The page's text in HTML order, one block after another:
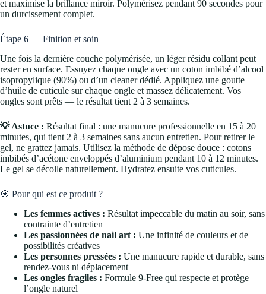
et maximise la brillance miroir. Polymérisez pendant 90 secondes pour
un durcissement complet.
Étape 6 — Finition et soin
Une fois la dernière couche polymérisée, un léger résidu collant peut
rester en surface. Essuyez chaque ongle avec un coton imbibé d’alcool
isopropylique (90%) ou d’un cleaner dédié. Appliquez une goutte
d’huile de cuticule sur chaque ongle et massez délicatement. Vos
ongles sont prêts — le résultat tient 2 à 3 semaines.
💡 Astuce : Résultat final : une manucure professionnelle en 15 à 20
minutes, qui tient 2 à 3 semaines sans aucun entretien. Pour retirer le
gel, ne grattez jamais. Utilisez la méthode de dépose douce : cotons
imbibés d’acétone enveloppés d’aluminium pendant 10 à 12 minutes.
Le gel se décolle naturellement. Hydratez ensuite vos cuticules.
🎯 Pour qui est ce produit ?
Les femmes actives : Résultat impeccable du matin au soir, sans
contrainte d’entretien
Les passionnées de nail art : Une infinité de couleurs et de
possibilités créatives
Les personnes pressées : Une manucure rapide et durable, sans
rendez-vous ni déplacement
Les ongles fragiles : Formule 9-Free qui respecte et protège
l’ongle naturel